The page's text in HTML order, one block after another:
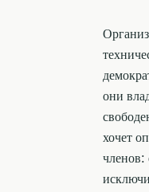
они
хочет
членов: